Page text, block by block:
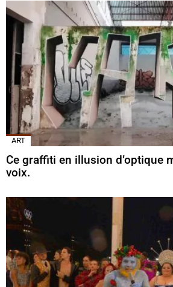
ART
Ce graffiti en illusion d’optique
voix.